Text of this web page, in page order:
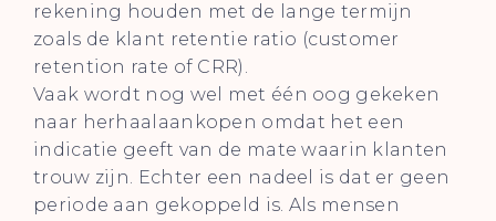
rekening houden met de lange termijn
zoals de klant retentie ratio (customer
retention rate of CRR).
Vaak wordt nog wel met één oog gekeken
naar herhaalaankopen omdat het een
indicatie geeft van de mate waarin klanten
trouw zijn. Echter een nadeel is dat er geen
periode aan gekoppeld is. Als mensen